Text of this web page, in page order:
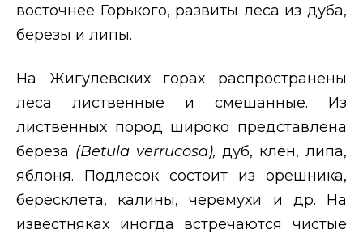
восточнее Горького, развиты леса из дуба,
березы и липы.
На Жигулевских горах распространены
леса лиственные и смешанные. Из
лиственных пород широко представлена
береза (Betula verrucosa),дуб, клен, липа,
яблоня. Подлесок состоит из орешника,
бересклета, калины, черемухи и др. На
известняках иногда встречаются чистые